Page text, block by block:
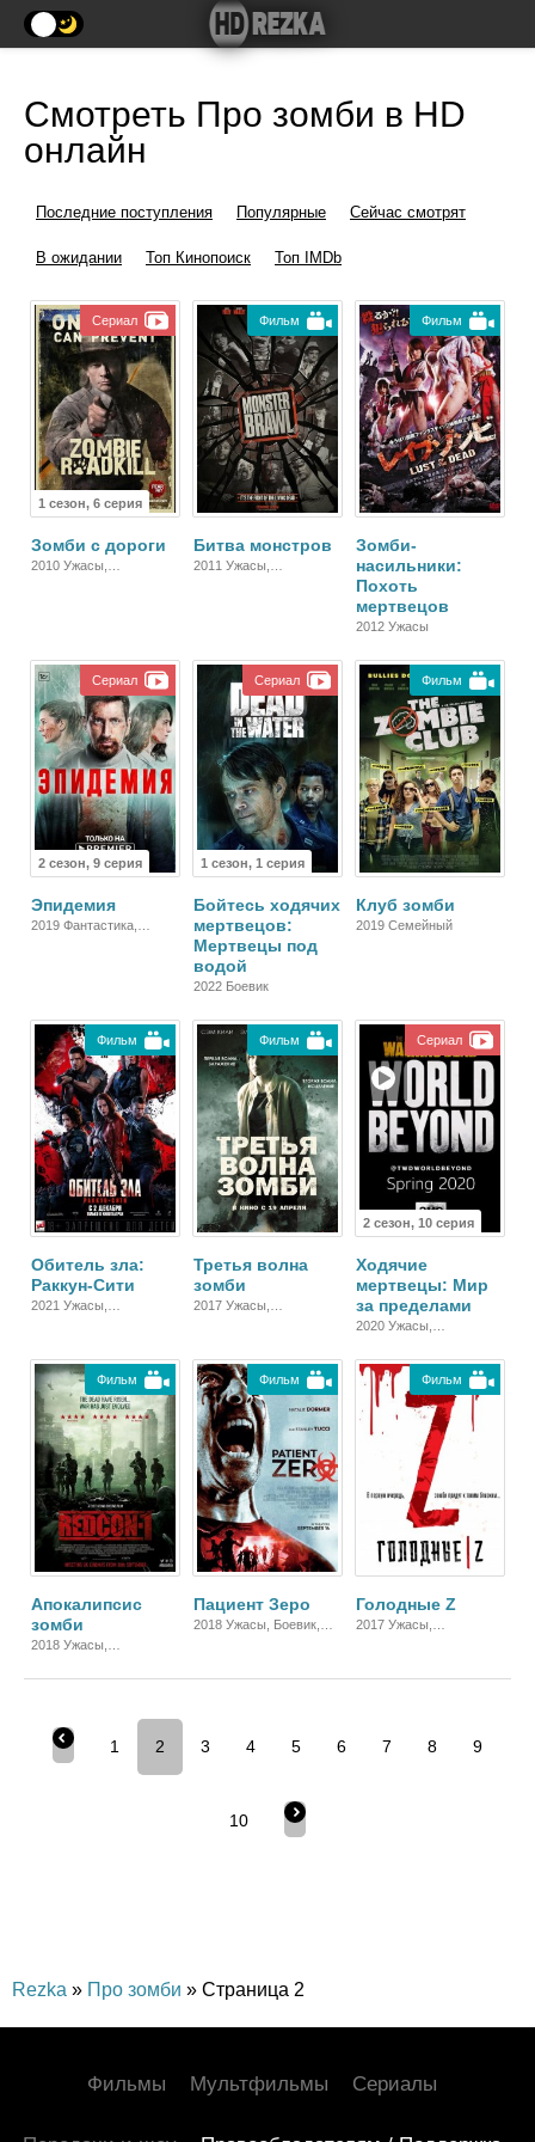
Смотреть Про зомби в HD
онлайн
Последние поступления Популярные Сейчас смотрят
В ожидании Топ Кинопоиск Топ IMDb
1 сезон, 6 серия
Сериал
Зомби с дороги
2010 Ужасы,
Фильм
Битва монстров
2011 Ужасы,
Фильм
Зомби-
насильники:
Похоть
мертвецов
2012 Ужасы
2 сезон, 9 серия
Сериал
Эпидемия
2019 Фантастика,
1 сезон, 1 серия
Сериал
Бойтесь ходячих
мертвецов:
Мертвецы под
водой
2022 Боевик
Фильм
Клуб зомби
2019 Семейный
Фильм
Обитель зла:
Раккун-Сити
2021 Ужасы,
Фильм
Третья волна
зомби
2017 Ужасы,
2 сезон, 10 серия
Сериал
Ходячие
мертвецы: Мир
за пределами
2020 Ужасы,
Фильм
Апокалипсис
зомби
2018 Ужасы,
Фильм
Пациент Зеро
2018 Ужасы, Боевик,
Фильм
Голодные Z
2017 Ужасы,
1 2 3 4 5 6 7 8 9
10
Rezka » Про зомби » Страница 2
Фильмы Мультфильмы Сериалы